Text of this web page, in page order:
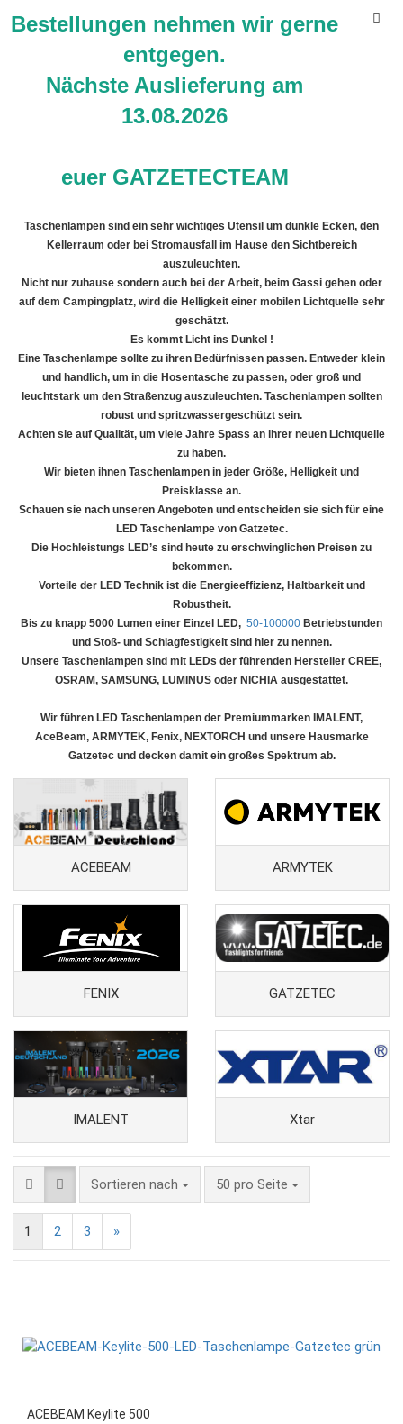
Bestellungen nehmen wir gerne
entgegen.
Nächste Auslieferung am
13.08.2026
euer GATZETECTEAM
Taschenlampen
Taschenlampen
Taschenlampen sind ein sehr wichtiges Utensil um dunkle Ecken, den
Kellerraum oder bei Stromausfall im Hause den Sichtbereich
auszuleuchten.
Nicht nur zuhause sondern auch bei der Arbeit, beim Gassi gehen oder
auf dem Campingplatz, wird die Helligkeit einer mobilen Lichtquelle sehr
geschätzt.
Es kommt Licht ins Dunkel !
Eine Taschenlampe sollte zu ihren Bedürfnissen passen. Entweder klein
und handlich, um in die Hosentasche zu passen, oder groß und
leuchtstark um den Straßenzug auszuleuchten. Taschenlampen sollten
robust und spritzwassergeschützt sein.
Achten sie auf Qualität, um viele Jahre Spass an ihrer neuen Lichtquelle
zu haben.
Wir bieten ihnen Taschenlampen in jeder Größe, Helligkeit und
Preisklasse an.
Schauen sie nach unseren Angeboten und entscheiden sie sich für eine
LED Taschenlampe von Gatzetec.
Die Hochleistungs LED’s sind heute zu erschwinglichen Preisen zu
bekommen.
Vorteile der LED Technik ist die Energieeffizienz, Haltbarkeit und
Robustheit.
Bis zu knapp 5000 Lumen einer Einzel LED, 50-100000 Betriebstunden
und Stoß- und Schlagfestigkeit sind hier zu nennen.
Unsere Taschenlampen sind mit LEDs der führenden Hersteller CREE,
OSRAM, SAMSUNG, LUMINUS oder NICHIA ausgestattet.
Wir führen LED Taschenlampen der Premiummarken IMALENT,
AceBeam, ARMYTEK, Fenix, NEXTORCH und unsere Hausmarke
Gatzetec und decken damit ein großes Spektrum ab.
ACEBEAM ARMYTEK
FENIX GATZETEC
IMALENT Xtar
Sortieren nach
Sortieren nach 50 pro Seite
pro Seite
1 2 3 »
ACEBEAM Keylite 500